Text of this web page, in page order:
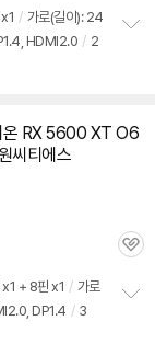
/ 가로(길이): 24
HDMI2.0 / 2
기
RX 5600 XT O6
씨티에스
관
x1 + 8핀 x1 / 가로
DP1.4 / 3